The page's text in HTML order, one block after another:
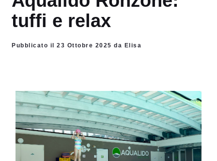
tuffi e relax
Pubblicato il 23 Ottobre 2025 da Elisa